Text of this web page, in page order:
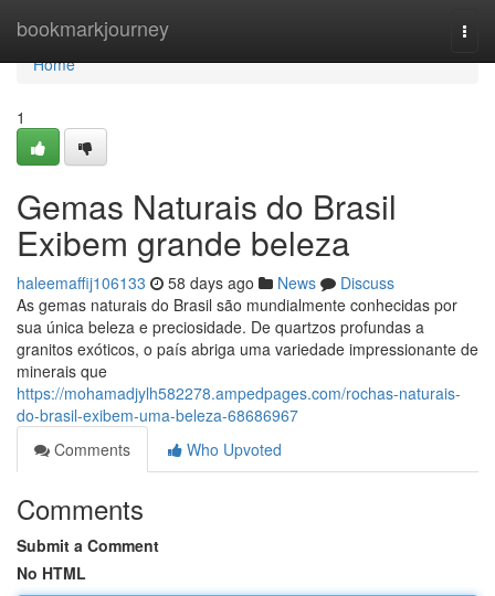
bookmarkjourney
Home
Home
1
Gemas Naturais do Brasil
Exibem grande beleza
haleemaffij106133 58 days ago News
Discuss
As gemas naturais do Brasil são mundialmente conhecidas por
sua única beleza e preciosidade. De quartzos profundas a
granitos exóticos, o país abriga uma variedade impressionante de
minerais que
https://mohamadjylh582278.ampedpages.com/rochas-naturais-
do-brasil-exibem-uma-beleza-68686967
Comments
Who Upvoted
Comments
Submit a Comment
No HTML